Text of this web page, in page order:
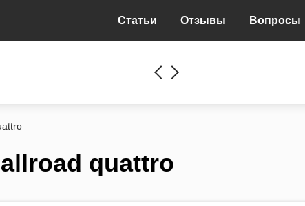
Статьи Отзывы Вопросы
quattro